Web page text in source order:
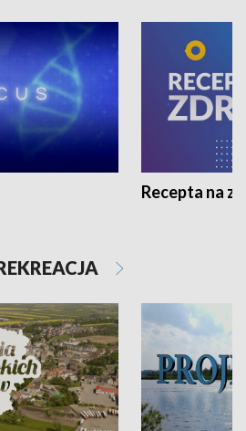
Recepta na